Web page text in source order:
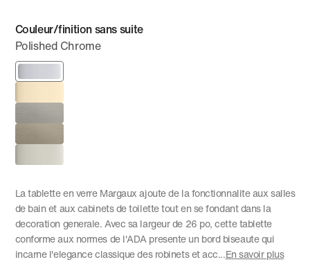
Couleur/finition sans suite
Polished Chrome
La tablette en verre Margaux ajoute de la fonctionnalite aux salles
de bain et aux cabinets de toilette tout en se fondant dans la
decoration generale. Avec sa largeur de 26 po, cette tablette
conforme aux normes de l'ADA presente un bord biseaute qui
incarne l'elegance classique des robinets et acc...En savoir plus